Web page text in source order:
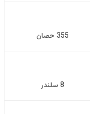
355 حصان
8 سلندر